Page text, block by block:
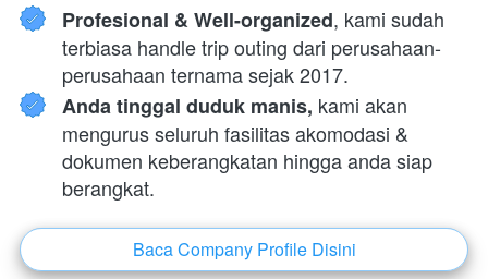
Profesional & Well-organized, kami sudah
terbiasa handle trip outing dari perusahaan-
perusahaan ternama sejak 2017.
Anda tinggal duduk manis, kami akan
mengurus seluruh fasilitas akomodasi &
dokumen keberangkatan hingga anda siap
berangkat.
`Baca Company Profile Disini